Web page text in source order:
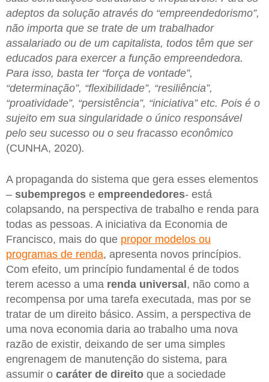
adeptos da solução através do “empreendedorismo”,
não importa que se trate de um trabalhador
assalariado ou de um capitalista, todos têm que ser
educados para exercer a função empreendedora.
Para isso, basta ter “força de vontade”,
“determinação”, “flexibilidade”, “resiliência”,
“proatividade”, “persistência”, “iniciativa” etc. Pois é o
sujeito em sua singularidade o único responsável
pelo seu sucesso ou o seu fracasso econômico
(CUNHA, 2020).
A propaganda do sistema que gera esses elementos
– subempregos e empreendedores- está
colapsando, na perspectiva de trabalho e renda para
todas as pessoas. A iniciativa da Economia de
Francisco, mais do que propor modelos ou
programas de renda, apresenta novos princípios.
Com efeito, um princípio fundamental é de todos
terem acesso a uma renda universal, não como a
recompensa por uma tarefa executada, mas por se
tratar de um direito básico. Assim, a perspectiva de
uma nova economia daria ao trabalho uma nova
razão de existir, deixando de ser uma simples
engrenagem de manutenção do sistema, para
assumir o caráter de direito que a sociedade